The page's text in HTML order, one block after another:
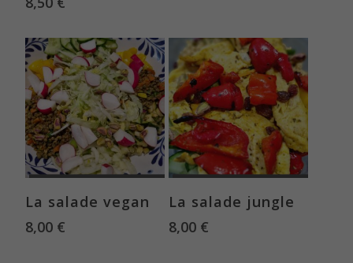
La salade vegan
8,00 €
La salade jungle
8,00 €